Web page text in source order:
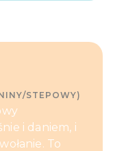
STEPOWY)
i daniem, i
To